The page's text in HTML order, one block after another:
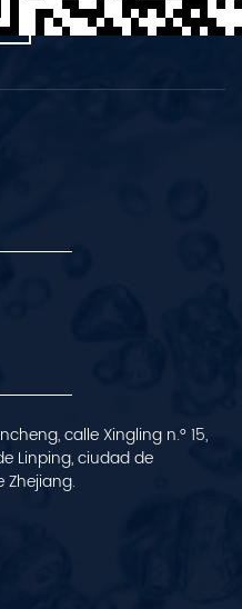
calle Xingling n.° 15,
Linping, ciudad de
Zhejiang.